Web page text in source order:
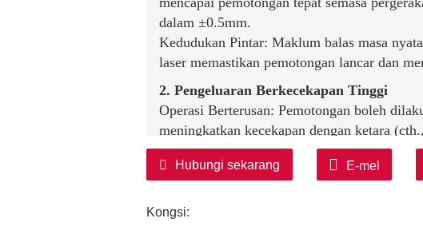
dalam ±0.5mm.
Kedudukan Pintar: Maklum balas masa
laser memastikan pemotongan lancar dan
2. Pengeluaran Berkecekapan Tinggi
Operasi Berterusan: Pemotongan boleh
meningkatkan kecekapan dengan ketara
20m/s atau lebih tinggi).
Respons Pantas: Sistem pacuan servo atau
3. Fleksibiliti Kuat
Hubungi sekarang E-mel
Kongsi: